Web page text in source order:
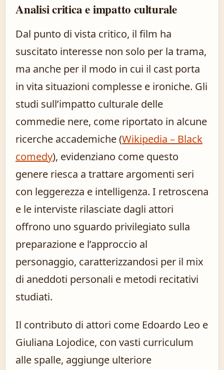
Analisi critica e impatto culturale
Dal punto di vista critico, il film ha
suscitato interesse non solo per la trama,
ma anche per il modo in cui il cast porta
in vita situazioni complesse e ironiche. Gli
studi sull’impatto culturale delle
commedie nere, come riportato in alcune
ricerche accademiche (Wikipedia – Black
comedy), evidenziano come questo
genere riesca a trattare argomenti seri
con leggerezza e intelligenza. I retroscena
e le interviste rilasciate dagli attori
offrono uno sguardo privilegiato sulla
preparazione e l’approccio al
personaggio, caratterizzandosi per il mix
di aneddoti personali e metodi recitativi
studiati.
Il contributo di attori come Edoardo Leo e
Giuliana Lojodice, con vasti curriculum
alle spalle, aggiunge ulteriore